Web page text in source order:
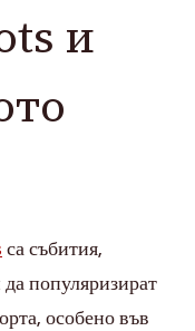
и
са събития,
популяризират
особено във